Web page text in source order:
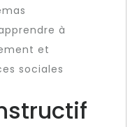
à
et
sociales